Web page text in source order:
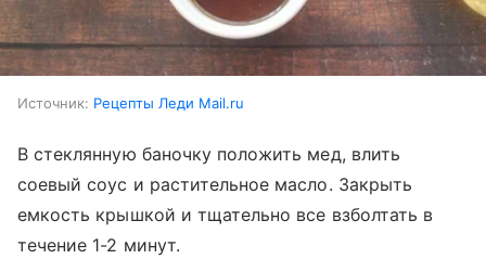
Источник: Рецепты Леди Mail.ru
В стеклянную баночку положить мед, влить
соевый соус и растительное масло. Закрыть
емкость крышкой и тщательно все взболтать в
течение 1-2 минут.